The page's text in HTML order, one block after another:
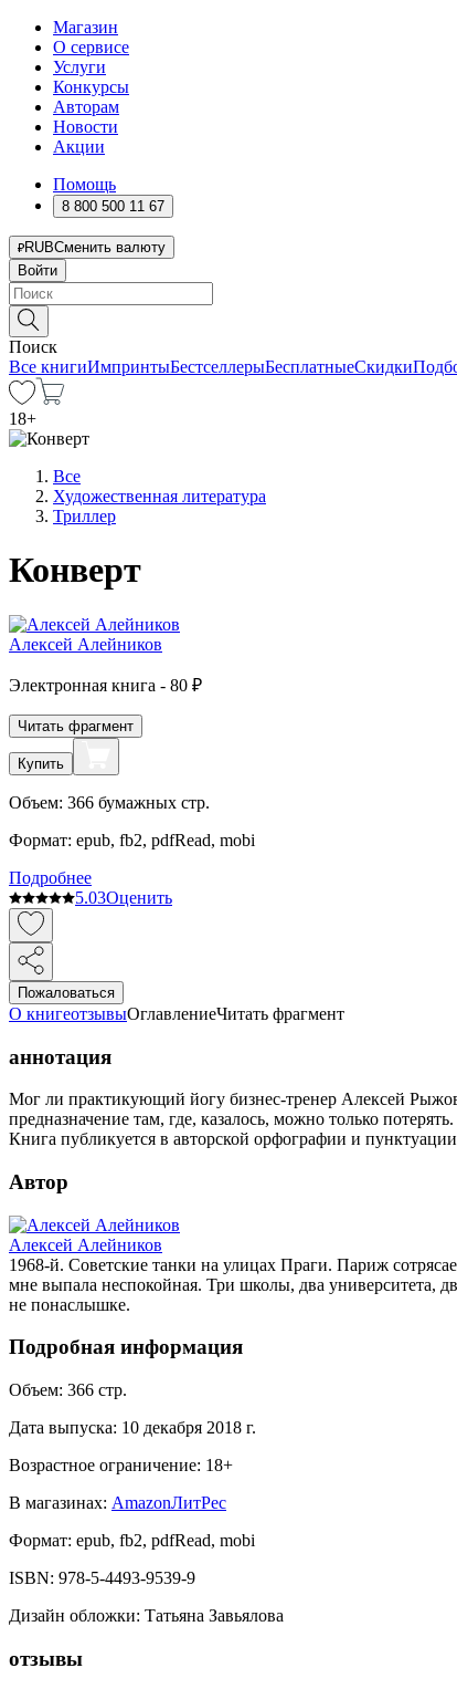
Магазин
О сервисе
Услуги
Конкурсы
Авторам
Новости
Акции
Помощь
8 800 500 11 67
RUBСменить валюту
Войти
Поиск
Все книгиИмпринтыБестселлерыБесплатныеСкидки
18+
Все
Художественная литература
Триллер
Конверт
Алексей Алейников
Электронная книга - 80 ₽
Читать фрагмент
Купить
Объем: 366 бумажных стр.
Формат: epub, fb2, pdfRead, mobi
Подробнее
5.03Оценить
Пожаловаться
О книгеотзывыОглавлениеЧитать фрагмент
аннотация
Мог ли практикующий йогу бизнес-тренер Алексей
предназначение там, где, казалось, можно только потерять.
Книга публикуется в авторской орфографии и пунктуации
Автор
Алексей Алейников
1968-й. Советские танки на улицах Праги. Париж
мне выпала неспокойная. Три школы, два университета,
не понаслышке.
Подробная информация
Объем: 366 стр.
Дата выпуска: 10 декабря 2018 г.
Возрастное ограничение: 18+
В магазинах: AmazonЛитРес
Формат: epub, fb2, pdfRead, mobi
ISBN: 978-5-4493-9539-9
Дизайн обложки: Татьяна Завьялова
отзывы